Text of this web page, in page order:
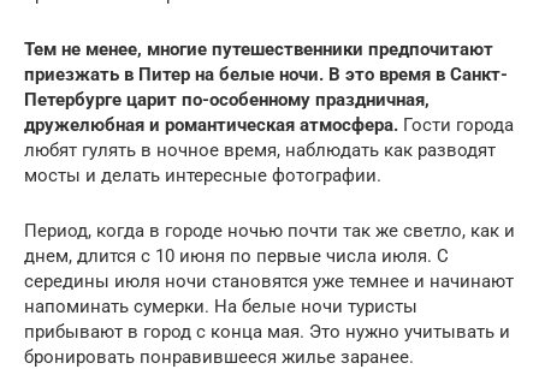
Тем не менее, многие путешественники предпочитают
приезжать в Питер на белые ночи. В это время в Санкт-
Петербурге царит по-особенному праздничная,
дружелюбная и романтическая атмосфера. Гости города
любят гулять в ночное время, наблюдать как разводят
мосты и делать интересные фотографии.
Период, когда в городе ночью почти так же светло, как и
днем, длится с 10 июня по первые числа июля. С
середины июля ночи становятся уже темнее и начинают
напоминать сумерки. На белые ночи туристы
прибывают в город с конца мая. Это нужно учитывать и
бронировать понравившееся жилье заранее.